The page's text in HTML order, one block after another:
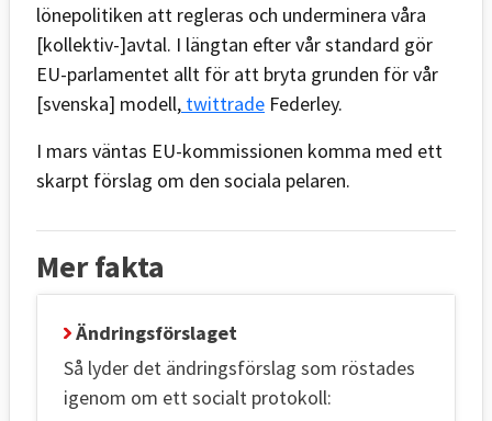
lönepolitiken att regleras och underminera våra
[kollektiv-]avtal. I längtan efter vår standard gör
EU-parlamentet allt för att bryta grunden för vår
[svenska] modell, twittrade Federley.
I mars väntas EU-kommissionen komma med ett
skarpt förslag om den sociala pelaren.
Mer fakta
Ändringsförslaget
Så lyder det ändringsförslag som röstades
igenom om ett socialt protokoll: